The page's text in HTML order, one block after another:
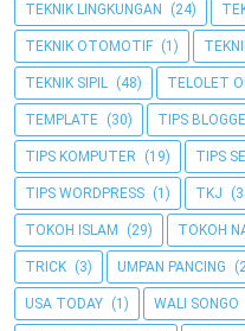
TEKNIK LINGKUNGAN (24)
TEKNIK OTOMOTIF (1)
TEKNIK SIPIL (48) TELOLET
TEMPLATE (30) TIPS
TIPS KOMPUTER (19) TIPS
TIPS WORDPRESS (1) TKJ
TOKOH ISLAM (29) TOKOH
TRICK (3) UMPAN PANCING
USA TODAY (1) WALI SONGO